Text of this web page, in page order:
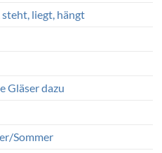
liegt, hängt
Gläser dazu
Sommer